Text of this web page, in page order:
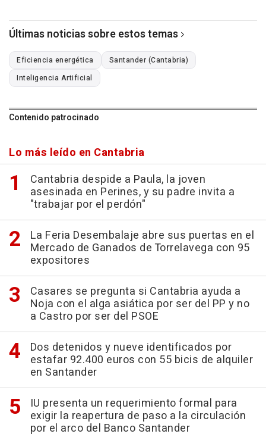
Últimas noticias sobre estos temas
Eficiencia energética
Santander (Cantabria)
Inteligencia Artificial
Contenido patrocinado
Lo más leído en Cantabria
Cantabria despide a Paula, la joven
asesinada en Perines, y su padre invita a
"trabajar por el perdón"
La Feria Desembalaje abre sus puertas en el
Mercado de Ganados de Torrelavega con 95
expositores
Casares se pregunta si Cantabria ayuda a
Noja con el alga asiática por ser del PP y no
a Castro por ser del PSOE
Dos detenidos y nueve identificados por
estafar 92.400 euros con 55 bicis de alquiler
en Santander
IU presenta un requerimiento formal para
exigir la reapertura de paso a la circulación
por el arco del Banco Santander